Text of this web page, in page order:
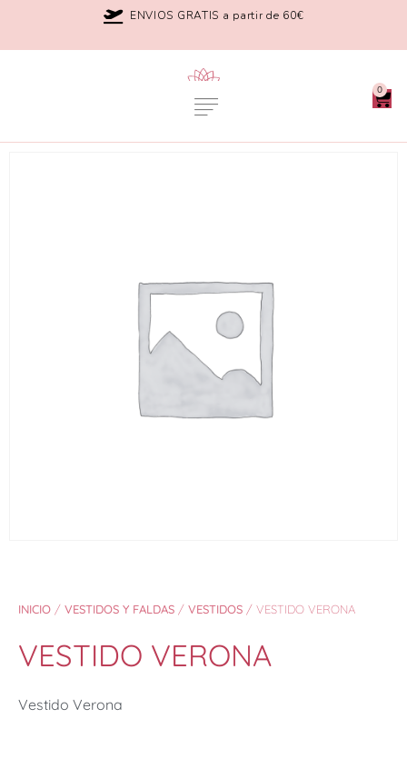
ENVIOS GRATIS a partir de 60€
0
INICIO / VESTIDOS Y FALDAS / VESTIDOS / VESTIDO VERONA
VESTIDO VERONA
Vestido Verona